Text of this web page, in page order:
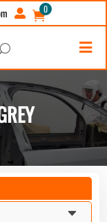
 
0

U
C